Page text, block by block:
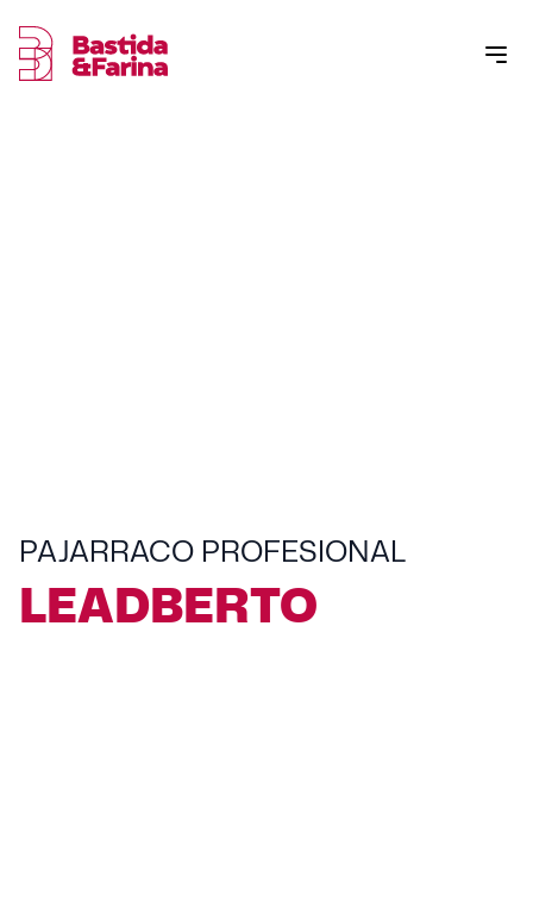
PAJARRACO PROFESIONAL
LEADBERTO